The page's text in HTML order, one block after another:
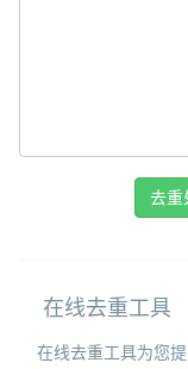
在线去重工具
在线去重工具为您